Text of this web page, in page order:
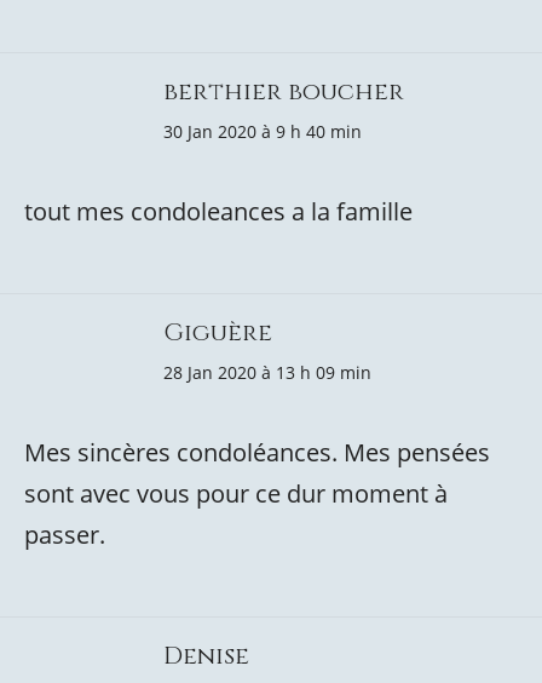
berthier boucher
30 Jan 2020 à 9 h 40 min
tout mes condoleances a la famille
Giguère
28 Jan 2020 à 13 h 09 min
Mes sincères condoléances. Mes pensées
sont avec vous pour ce dur moment à
passer.
Denise